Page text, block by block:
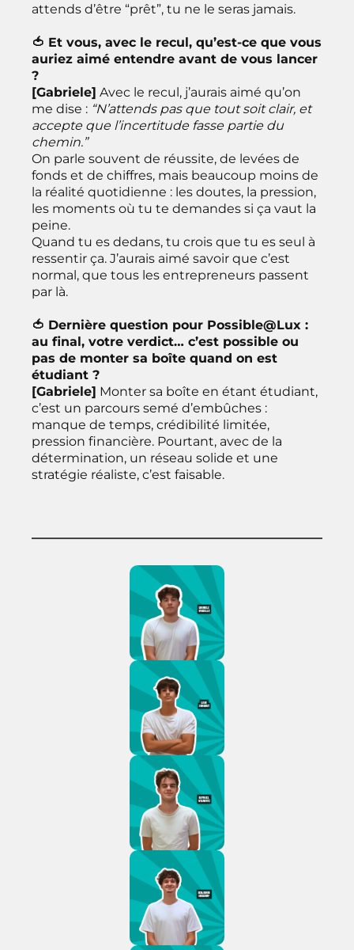
attends d’être “prêt”, tu ne le seras jamais.
🍅 Et vous, avec le recul, qu’est-ce que vous
auriez aimé entendre avant de vous lancer
?
[Gabriele] Avec le recul, j’aurais aimé qu’on
me dise : “N’attends pas que tout soit clair, et
accepte que l’incertitude fasse partie du
chemin.”
On parle souvent de réussite, de levées de
fonds et de chiffres, mais beaucoup moins de
la réalité quotidienne : les doutes, la pression,
les moments où tu te demandes si ça vaut la
peine.
Quand tu es dedans, tu crois que tu es seul à
ressentir ça. J’aurais aimé savoir que c’est
normal, que tous les entrepreneurs passent
par là.
🍅 Dernière question pour Possible@Lux :
au final, votre verdict… c’est possible ou
pas de monter sa boîte quand on est
étudiant ?
[Gabriele] Monter sa boîte en étant étudiant,
c’est un parcours semé d’embûches :
manque de temps, crédibilité limitée,
pression financière. Pourtant, avec de la
détermination, un réseau solide et une
stratégie réaliste, c’est faisable.